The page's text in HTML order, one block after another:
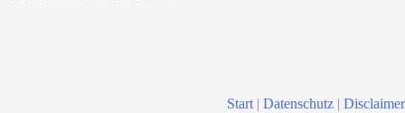
Start | Datenschutz | Disclaimer